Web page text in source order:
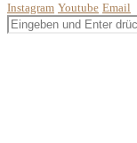
Instagram Youtube Email